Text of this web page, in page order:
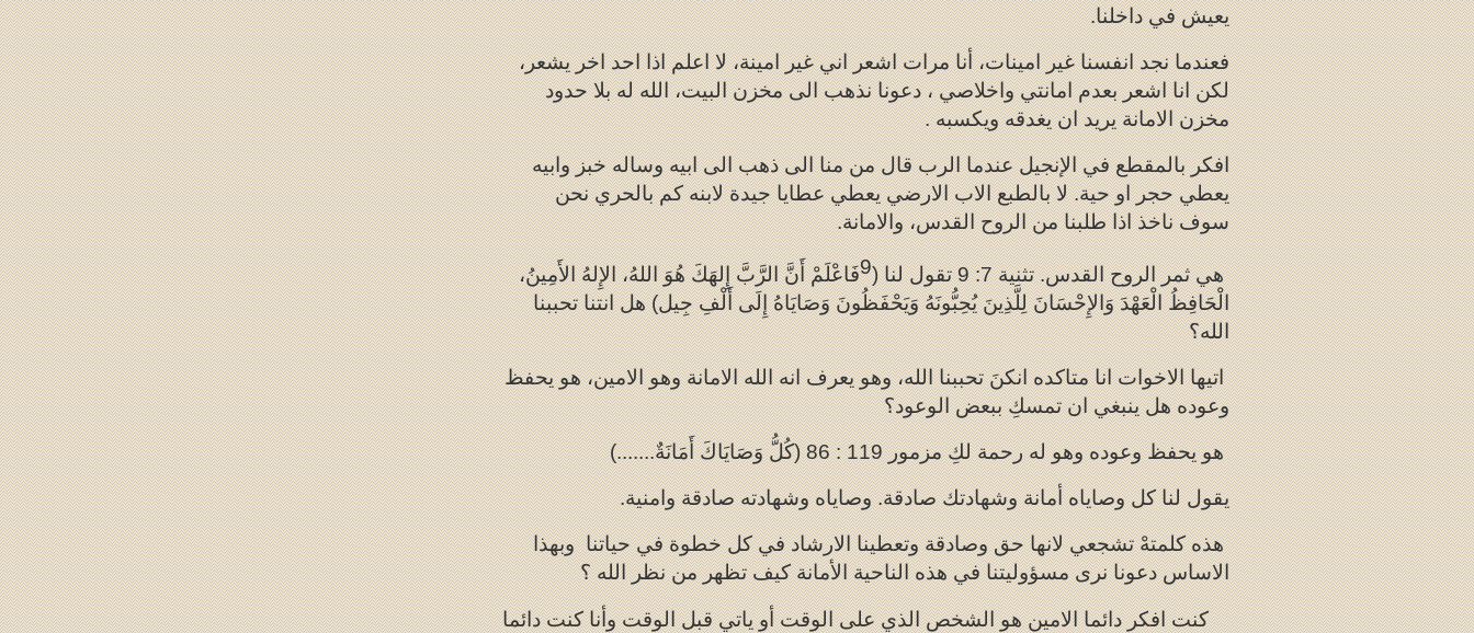
يعيش في داخلنا.
فعندما نجد انفسنا غير امينات، أنا مرات اشعر اني غير امينة، لا اعلم اذا احد اخر يشعر،
لكن انا اشعر بعدم امانتي واخلاصي ، دعونا نذهب الى مخزن البيت، الله له بلا حدود
مخزن الامانة يريد ان يغدقه ويكسبه .
افكر بالمقطع في الإنجيل عندما الرب قال من منا الى ذهب الى ابيه وساله خبز وابيه
يعطي حجر او حية. لا بالطبع الاب الارضي يعطي عطايا جيدة لابنه كم بالحري نحن
سوف ناخذ اذا طلبنا من الروح القدس، والامانة.
هي ثمر الروح القدس. تثنية 7: 9 تقول لنا ( 9فَاعْلَمْ أَنَّ الرَّبَّ إِلهَكَ هُوَ اللهُ، الإِلهُ الأَمِينُ،
الْحَافِظُ الْعَهْدَ وَالإِحْسَانَ لِلَّذِينَ يُحِبُّونَهُ وَيَحْفَظُونَ وَصَايَاهُ إِلَى أَلْفِ جِيل) هل انتنا تحببنا
الله؟
اتيها الاخوات انا متاكده انكنَ تحببنا الله، وهو يعرف انه الله الامانة وهو الامين، هو يحفظ
وعوده هل ينبغي ان تمسكِ ببعض الوعود؟
هو يحفظ وعوده وهو له رحمة لكِ مزمور 119 : 86 (
كُلُّ وَصَايَاكَ أَمَانَةٌ.......)
يقول لنا كل وصاياه أمانة وشهادتك صادقة. وصاياه وشهادته صادقة وامنية.
هذه كلمتهْ تشجعي لانها حق وصادقة وتعطينا الارشاد في كل خطوة في حياتنا وبهذا
الاساس دعونا نرى مسؤوليتنا في هذه الناحية الأمانة كيف تظهر من نظر الله ؟
كنت افكر دائما الامين هو الشخص الذي على الوقت أو ياتي قبل الوقت وأنا كنت دائما